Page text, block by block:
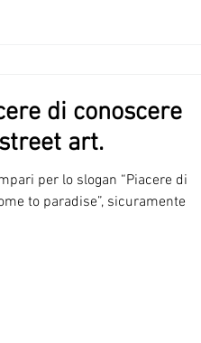
di conoscere
art.
per lo slogan “Piacere di
to paradise”, sicuramente